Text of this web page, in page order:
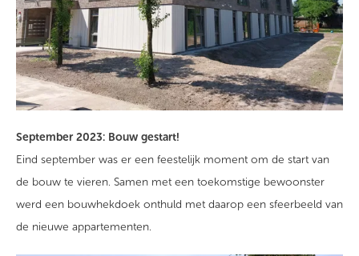
September 2023: Bouw gestart!
Eind september was er een feestelijk moment om de start van
de bouw te vieren. Samen met een toekomstige bewoonster
werd een bouwhekdoek onthuld met daarop een sfeerbeeld van
de nieuwe appartementen.